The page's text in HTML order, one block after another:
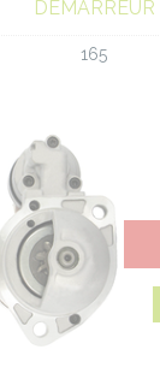
DÉMARREUR
165